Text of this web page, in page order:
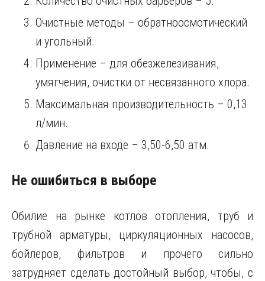
Очистные методы – обратноосмотический
и угольный.
Применение – для обезжелезивания,
умягчения, очистки от несвязанного хлора.
Максимальная производительность – 0,13
л/мин.
Давление на входе – 3,50-6,50 атм.
Не ошибиться в выборе
Обилие на рынке котлов отопления, труб и
трубной арматуры, циркуляционных насосов,
бойлеров, фильтров и прочего сильно
затрудняет сделать достойный выбор, чтобы, с